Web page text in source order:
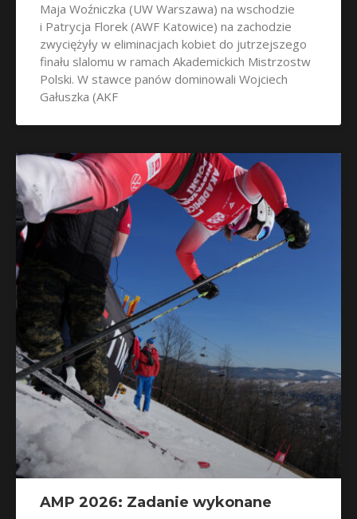
Maja Woźniczka (UW Warszawa) na wschodzie
i Patrycja Florek (AWF Katowice) na zachodzie
zwyciężyły w eliminacjach kobiet do jutrzejszego
finału slalomu w ramach Akademickich Mistrzostw
Polski. W stawce panów dominowali Wojciech
Gałuszka (AKF
AMP 2026: Zadanie wykonane